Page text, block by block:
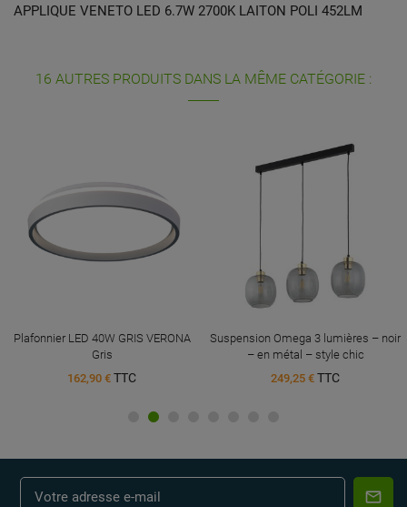
APPLIQUE VENETO LED 6.7W 2700K LAITON POLI 452LM
16 AUTRES PRODUITS DANS LA MÊME CATÉGORIE :
Plafonnier LED 40W GRIS VERONA
Gris
162,90 € TTC
Suspension Omega 3 lumières – noir
– en métal – style chic
249,25 € TTC